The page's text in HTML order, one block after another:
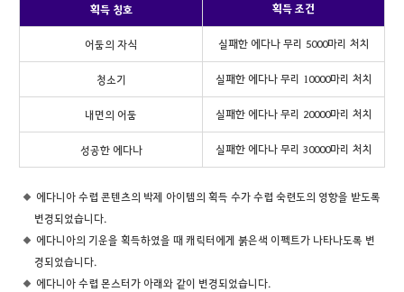
획득 칭호 획득 조건
어둠의 자식 실패한 에다나 무리 5000마리 처치
청소기 실패한 에다나 무리 10000마리 처치
내면의 어둠 실패한 에다나 무리 20000마리 처치
성공한 에다나 실패한 에다나 무리 30000마리 처치
에다니아 수렵 콘텐츠의 박제 아이템의 획득 수가 수렵 숙련도의 영향을 받도록
변경되었습니다.
에다니아의 기운을 획득하였을 때 캐릭터에게 붉은색 이펙트가 나타나도록 변
경되었습니다.
에다니아 수렵 몬스터가 아래와 같이 변경되었습니다.